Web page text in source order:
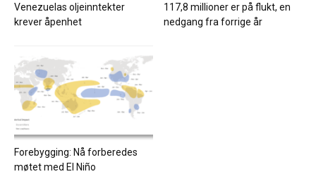
Venezuelas oljeinntekter
krever åpenhet
117,8 millioner er på flukt, en
nedgang fra forrige år
Forebygging: Nå forberedes
møtet med El Niño